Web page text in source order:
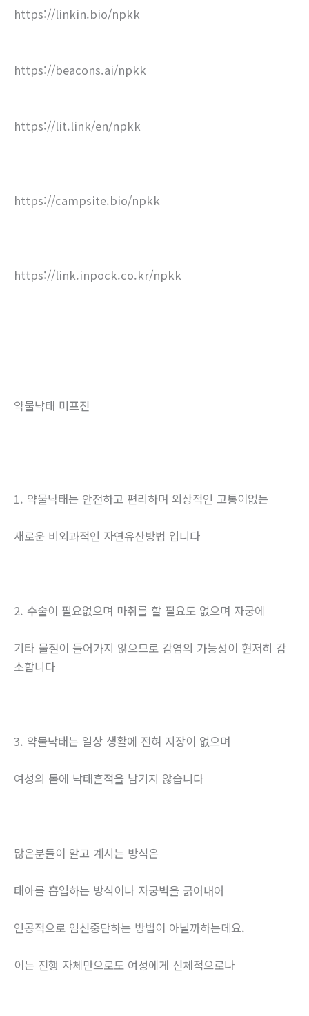
https://linkin.bio/npkk
https://beacons.ai/npkk
https://lit.link/en/npkk
https://campsite.bio/npkk
https://link.inpock.co.kr/npkk
약물낙태 미프진
1. 약물낙태는 안전하고 편리하며 외상적인 고통이없는
새로운 비외과적인 자연유산방법 입니다
2. 수술이 필요없으며 마취를 할 필요도 없으며 자궁에
기타 물질이 들어가지 않으므로 감염의 가능성이 현저히 감
소합니다
3. 약물낙태는 일상 생활에 전혀 지장이 없으며
여성의 몸에 낙태흔적을 남기지 않습니다
많은분들이 알고 계시는 방식은
태아를 흡입하는 방식이나 자궁벽을 긁어내어
인공적으로 임신중단하는 방법이 아닐까하는데요.
이는 진행 자체만으로도 여성에게 신체적으로나